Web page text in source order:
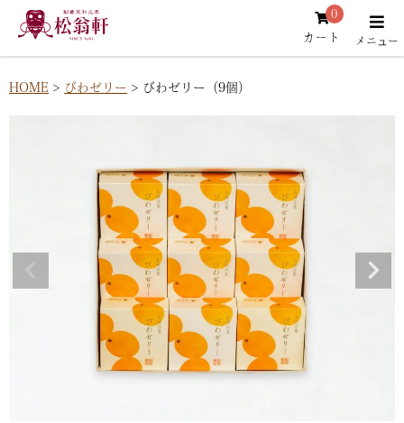
カート
0
HOME びわゼリー びわゼリー（9個）